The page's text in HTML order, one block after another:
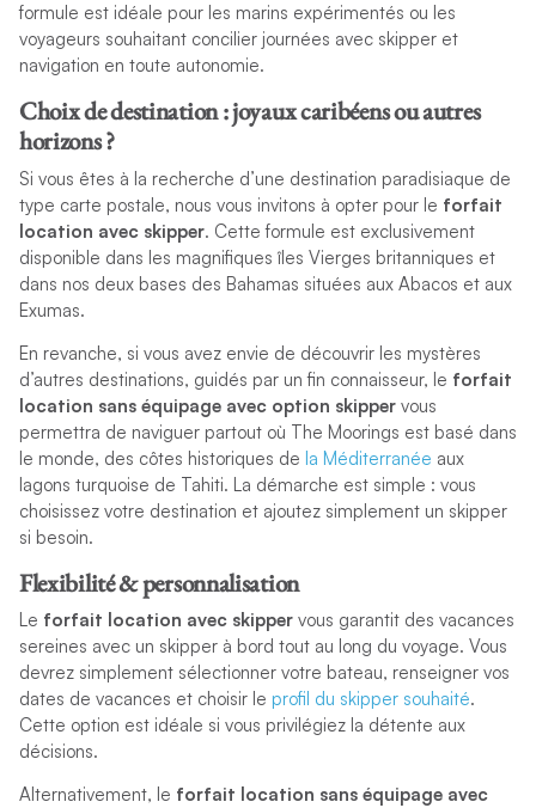
formule est idéale pour les marins expérimentés ou les
voyageurs souhaitant concilier journées avec skipper et
navigation en toute autonomie.
Choix de destination : joyaux caribéens ou autres
horizons ?
Si vous êtes à la recherche d’une destination paradisiaque de
type carte postale, nous vous invitons à opter pour le forfait
location avec skipper. Cette formule est exclusivement
disponible dans les magnifiques îles Vierges britanniques et
dans nos deux bases des Bahamas situées aux Abacos et aux
Exumas.
En revanche, si vous avez envie de découvrir les mystères
d’autres destinations, guidés par un fin connaisseur, le forfait
location sans équipage avec option skippervous
permettra de naviguer partout où The Moorings est basé dans
le monde, des côtes historiques de la Méditerranée aux
lagons turquoise de Tahiti. La démarche est simple : vous
choisissez votre destination et ajoutez simplement un skipper
si besoin.
Flexibilité & personnalisation
Le forfait location avec skippervous garantit des vacances
sereines avec un skipper à bord tout au long du voyage. Vous
devrez simplement sélectionner votre bateau, renseigner vos
dates de vacances et choisir le profil du skipper souhaité.
Cette option est idéale si vous privilégiez la détente aux
décisions.
Alternativement, le forfait location sans équipage avec